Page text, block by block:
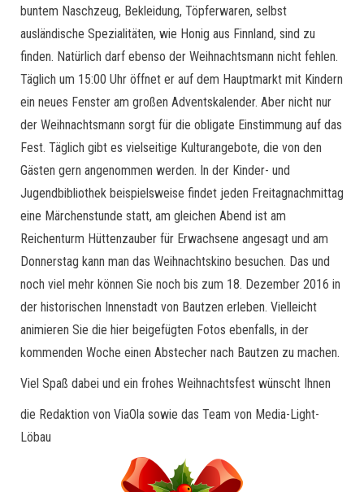
buntem Naschzeug, Bekleidung, Töpferwaren, selbst
ausländische Spezialitäten, wie Honig aus Finnland, sind zu
finden. Natürlich darf ebenso der Weihnachtsmann nicht fehlen.
Täglich um 15:00 Uhr öffnet er auf dem Hauptmarkt mit Kindern
ein neues Fenster am großen Adventskalender. Aber nicht nur
der Weihnachtsmann sorgt für die obligate Einstimmung auf das
Fest. Täglich gibt es vielseitige Kulturangebote, die von den
Gästen gern angenommen werden. In der Kinder- und
Jugendbibliothek beispielsweise findet jeden Freitagnachmittag
eine Märchenstunde statt, am gleichen Abend ist am
Reichenturm Hüttenzauber für Erwachsene angesagt und am
Donnerstag kann man das Weihnachtskino besuchen. Das und
noch viel mehr können Sie noch bis zum 18. Dezember 2016 in
der historischen Innenstadt von Bautzen erleben. Vielleicht
animieren Sie die hier beigefügten Fotos ebenfalls, in der
kommenden Woche einen Abstecher nach Bautzen zu machen.
Viel Spaß dabei und ein frohes Weihnachtsfest wünscht Ihnen
die Redaktion von ViaOla sowie das Team von Media-Light-
Löbau